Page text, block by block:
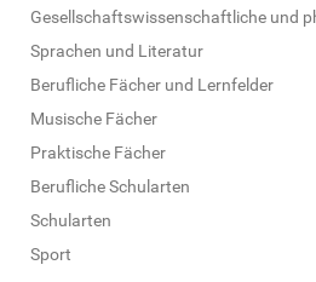
Gesellschaftswissenschaftliche und
Sprachen und Literatur
Berufliche Fächer und Lernfelder
Musische Fächer
Praktische Fächer
Berufliche Schularten
Schularten
Sport